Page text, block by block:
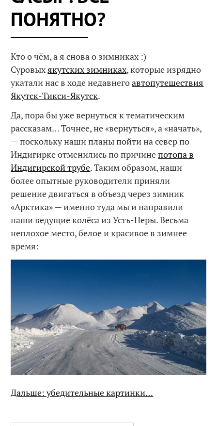
ПОНЯТНО?
Кто о чём, а я снова о зимниках :)
Суровыхякутских зимниках, которые изрядно
укатали нас в ходе недавнегоавтопутешествия
Якутск-Тикси-Якутск.
Да, пора бы уже вернуться к тематическим
рассказам… Точнее, не «вернуться», а «начать»,
— поскольку наши планы пойти на север по
Индигирке отменились по причинепотопа в
Индигирской трубе. Таким образом, наши
более опытные руководители приняли
решение двигаться в объезд через зимник
«Арктика» — именно туда мы и направили
наши ведущие колёса из Усть-Неры. Весьма
неплохое место, белое и красивое в зимнее
время:
Дальше: убедительные картинки…